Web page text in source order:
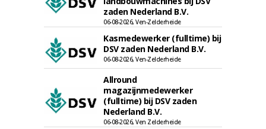
zaden Nederland B.V.
06-08-2026, Ven-Zelderheide
Kasmedewerker (fulltime) bij
DSV zaden Nederland B.V.
06-08-2026, Ven-Zelderheide
Allround
magazijnmedewerker
(fulltime) bij DSV zaden
Nederland B.V.
06-08-2026, Ven Zelderheide